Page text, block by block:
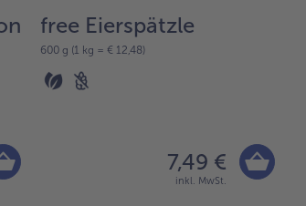
free Eierspätzle
600 g (1 kg = € 12,48)
7,49 €
inkl. MwSt.